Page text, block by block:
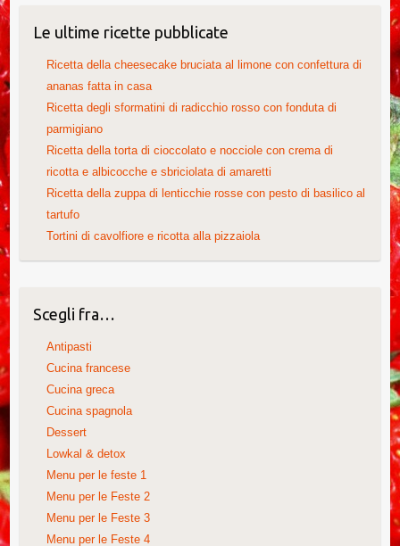
Le ultime ricette pubblicate
Ricetta della cheesecake bruciata al limone con confettura di
ananas fatta in casa
Ricetta degli sformatini di radicchio rosso con fonduta di
parmigiano
Ricetta della torta di cioccolato e nocciole con crema di
ricotta e albicocche e sbriciolata di amaretti
Ricetta della zuppa di lenticchie rosse con pesto di basilico al
tartufo
Tortini di cavolfiore e ricotta alla pizzaiola
Scegli fra…
Antipasti
Cucina francese
Cucina greca
Cucina spagnola
Dessert
Lowkal & detox
Menu per le feste 1
Menu per le Feste 2
Menu per le Feste 3
Menu per le Feste 4